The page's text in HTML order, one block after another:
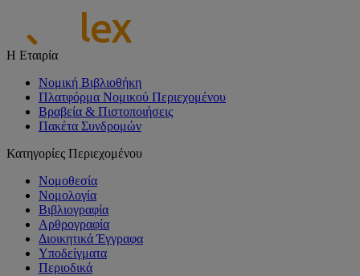
Η Εταιρία
Νομική Βιβλιοθήκη
Πλατφόρμα Νομικού Περιεχομένου
Βραβεία & Πιστοποιήσεις
Πακέτα Συνδρομών
Κατηγορίες Περιεχομένου
Νομοθεσία
Νομολογία
Βιβλιογραφία
Αρθρογραφία
Διοικητικά Έγγραφα
Υποδείγματα
Περιοδικά